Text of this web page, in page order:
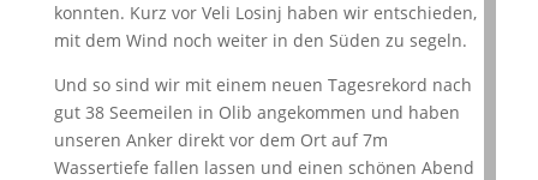
konnten. Kurz vor Veli Losinj haben wir entschieden,
mit dem Wind noch weiter in den Süden zu segeln.
Und so sind wir mit einem neuen Tagesrekord nach
gut 38 Seemeilen in Olib angekommen und haben
unseren Anker direkt vor dem Ort auf 7m
Wassertiefe fallen lassen und einen schönen Abend